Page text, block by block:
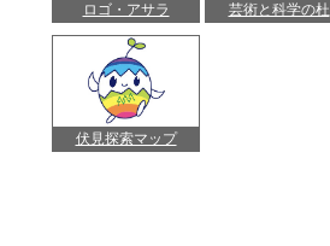
ロゴ・アサラ 芸術と科学の杜
伏見探索マップ